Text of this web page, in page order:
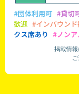
#団体利用可 #貸切
歓迎 #インバウン
クス席あり #ノン
掲載情